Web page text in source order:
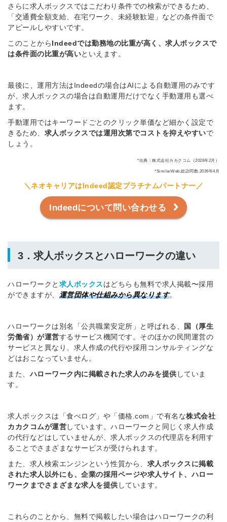
さらに求人ボックスではこだわり条件での検索ができるため、
「交通費全額支給、在宅ワーク、未経験歓迎」などの条件面で
アピールしやすいです。
このことからIndeedでは勤務地の比重が高く、求人ボックスで
は条件面の比重が高いといえます。
最後に、運用方法はIndeedの場合はAIによる自動運用のみです
が、求人ボックスの場合は自動運用だけでなく手動運用も選べ
ます。
手動運用ではキーワードごとのクリック単価など細かく設定で
きるため、 求人ボックスでは運用次第でコストを抑えやすいで
しょう。
*出典：株式会社カカクコム（2026年2月）
*SimilarWeb,総訪問数,2026年4月
＼ネオキャリアはIndeed認定プラチナムパートナー／
Indeedについて問い合わせる
3．求人ボックスとハローワークの違い
ハローワークと 求人ボックスはどちらも無料で求人掲載〜採用
ができますが、 運営団体や仕組みから異なります。
ハローワークは別名「公共職業安定所」と呼ばれる、 国（厚生
労働省）が運営するサービス機関です。そのほかの民間運営の
サービスと異なり、求人作成の代行や採用コンサルティングな
どはおこなっていません。
また、ハローワーク内に掲載された求人のみを提供 していま
す。
求人ボックスは「食べログ」や「価格.com」で有名な株式会社
カカクコムが運営しています。ハローワークと同じく求人作成
の代行などはしていませんが、求人ボックスの代理店を利用す
ることでさまざまなサービスが受けられます。
また、求人検索エンジンという性質から、 求人ボックスに掲載
された求人以外にも、企業の採用ページや求人サイト、ハロー
ワークまでさまざまな求人を提供 しています。
これらのことから、無料で掲載したい場合はハローワークの利